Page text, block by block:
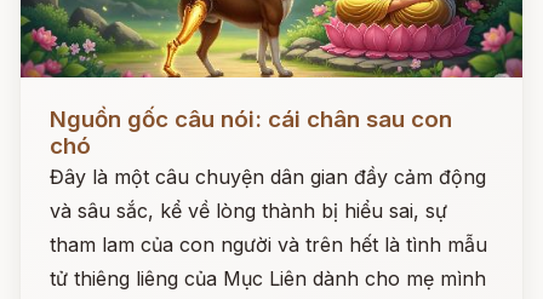
Đọc ngay
Nguồn gốc câu nói: cái chân sau con
chó
Đây là một câu chuyện dân gian đầy cảm động
và sâu sắc, kể về lòng thành bị hiểu sai, sự
tham lam của con người và trên hết là tình mẫu
tử thiêng liêng của Mục Liên dành cho mẹ mình